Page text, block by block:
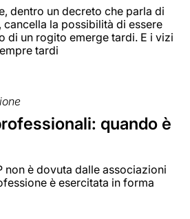
dentro un decreto che parla di
la possibilità di essere
di un rogito emerge tardi. E i vizi
tardi
quando è
non è dovuta dalle associazioni
è esercitata in forma